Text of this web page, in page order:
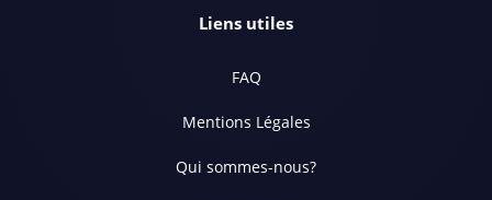
Liens utiles
FAQ
Mentions Légales
Qui sommes-nous?